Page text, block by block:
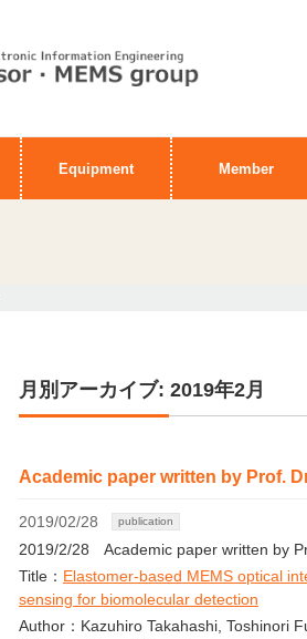
Equipment Member
月別アーカイブ: 2019年2月
Academic paper written by Prof.
2019/02/28 publication
2019/2/28 Academic paper written by
Title： Elastomer-based MEMS optical
sensing for biomolecular detection
Author：Kazuhiro Takahashi, Toshinori